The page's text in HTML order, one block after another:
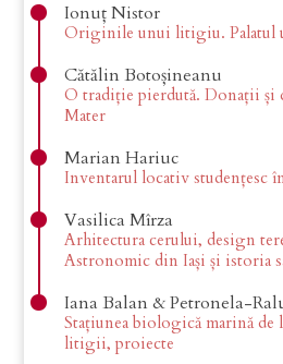
Ionuț Nistor
Originile unui litigiu. Palatul
Cătălin Botoșineanu
O tradiție pierdută. Donații și
Mater
Marian Hariuc
Inventarul locativ studențesc
Vasilica Mîrza
Arhitectura cerului, design
Astronomic din Iași și istoria
Iana Balan & Petronela-
Stațiunea biologică marină
litigii, proiecte